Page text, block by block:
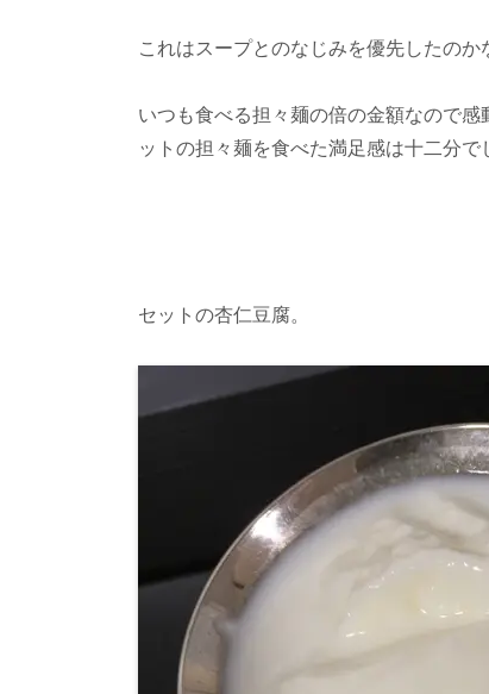
これはスープとのなじみを優先したのか
いつも食べる担々麺の倍の金額なので
ットの担々麺を食べた満足感は十二分で
セットの杏仁豆腐。